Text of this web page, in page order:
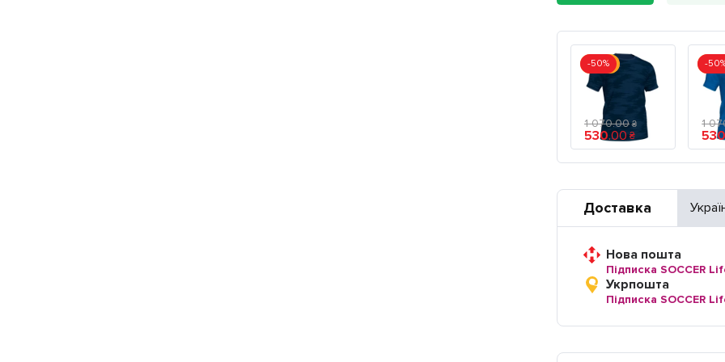
Акція
-50%
1 070.00 ₴
530.00 ₴
-
1
Доставка
Нова пошта
Підписка SOCCER
Укрпошта
Підписка SOCCER